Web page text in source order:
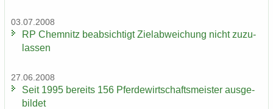
03.07.2008
RP Chem­nitz be­ab­sich­tigt Ziel­ab­wei­chung nicht zu­zu­
las­sen
27.06.2008
Seit 1995 be­reits 156 Pfer­de­wirt­schafts­meis­ter aus­ge­
bil­det